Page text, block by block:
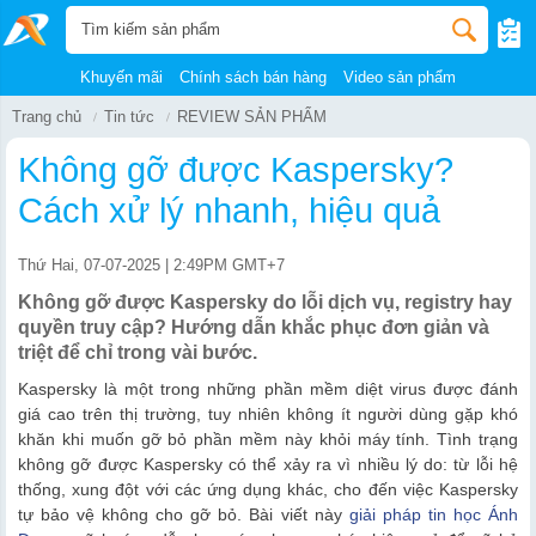
Khuyến mãi Chính sách bán hàng Video sản phẩm
Trang chủ Tin tức REVIEW SẢN PHẨM
Không gỡ được Kaspersky?
Cách xử lý nhanh, hiệu quả
Thứ Hai, 07-07-2025 | 2:49PM GMT+7
Không gỡ được Kaspersky do lỗi dịch vụ, registry hay
quyền truy cập? Hướng dẫn khắc phục đơn giản và
triệt để chỉ trong vài bước.
Kaspersky là một trong những phần mềm diệt virus được đánh
giá cao trên thị trường, tuy nhiên không ít người dùng gặp khó
khăn khi muốn gỡ bỏ phần mềm này khỏi máy tính. Tình trạng
không gỡ được Kaspersky có thể xảy ra vì nhiều lý do: từ lỗi hệ
thống, xung đột với các ứng dụng khác, cho đến việc Kaspersky
tự bảo vệ không cho gỡ bỏ. Bài viết này giải pháp tin học Ánh